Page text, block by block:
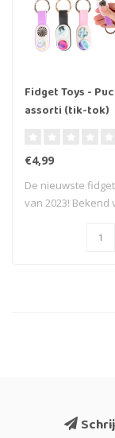
Fidget Toys -
assorti (tik-tok)
€4,99
De nieuwste
van 2023! Bekend